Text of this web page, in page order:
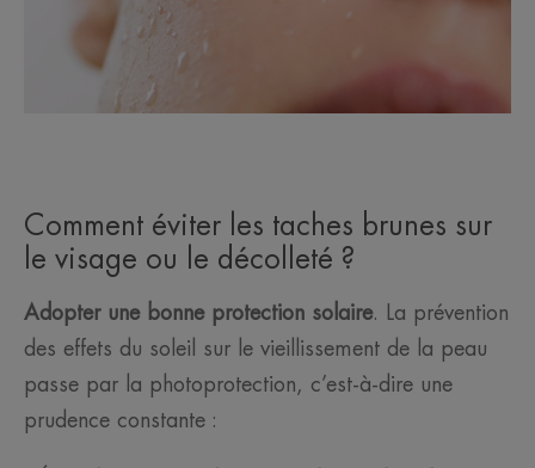
Comment éviter les taches brunes sur
le visage ou le décolleté ?
Adopter une bonne protection solaire. La prévention
des effets du soleil sur le vieillissement de la peau
passe par la photoprotection, c’est-à-dire une
prudence constante :